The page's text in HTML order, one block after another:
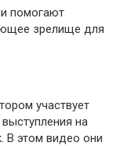
помогают
зрелище для
участвует
на
В этом видео они